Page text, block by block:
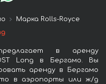
Марка Rolls-Royce
в аренду
Long в Бергамо. Вы
аренду в Бергамо
в аэропорты или ж/д